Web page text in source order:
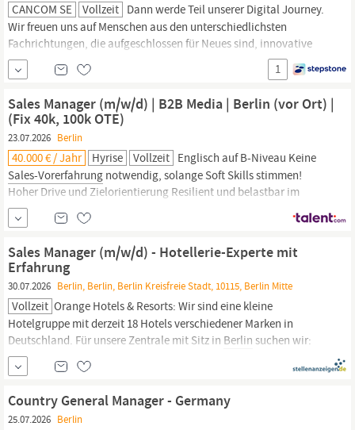
CANCOM SE Vollzeit Dann werde Teil unserer Digital Journey.
Wir freuen uns auf Menschen aus den unterschiedlichsten
Fachrichtungen, die aufgeschlossen für Neues sind, innovative
Einfälle haben und im Team gemeinsam Ziele voranbringen
wollen. Aktiver, telefonischer Vertrieb im
von IT Produkten,
IT-Lösungen und Service Dienstleistungen Durch deine gezielte
Akquisition
1
Sales Manager (m/w/d) | B2B Media | Berlin (vor Ort) |
(Fix 40k, 100k OTE)
23.07.2026 Berlin
40.000 € / Jahr Hyrise Vollzeit Englisch auf B-Niveau Keine
Sales-Vorerfahrung notwendig, solange Soft Skills stimmen!
Hoher Drive und Zielorientierung Resilient und belastbar im
Outbound-
Sales
Motivation durch leistungsbasierte Vergütung Standort
Berlin(5
Tage vor Ort) Vertragsart Vollzeit, Festanstellung...
Sales Manager (m/w/d) - Hotellerie-Experte mit
Erfahrung
30.07.2026 Berlin, Berlin, Berlin Kreisfreie Stadt, 10115, Berlin Mitte
Vollzeit Orange Hotels & Resorts: Wir sind eine kleine
Hotelgruppe mit derzeit 18 Hotels verschiedener Marken in
Deutschland. Für unsere Zentrale mit Sitz in Berlin suchen wir:
zum nächstmöglichen Termin eine(n)
Hotellerie-Experte mit Erfahrung Sie tragen in enger
Country General Manager - Germany
25.07.2026 Berlin